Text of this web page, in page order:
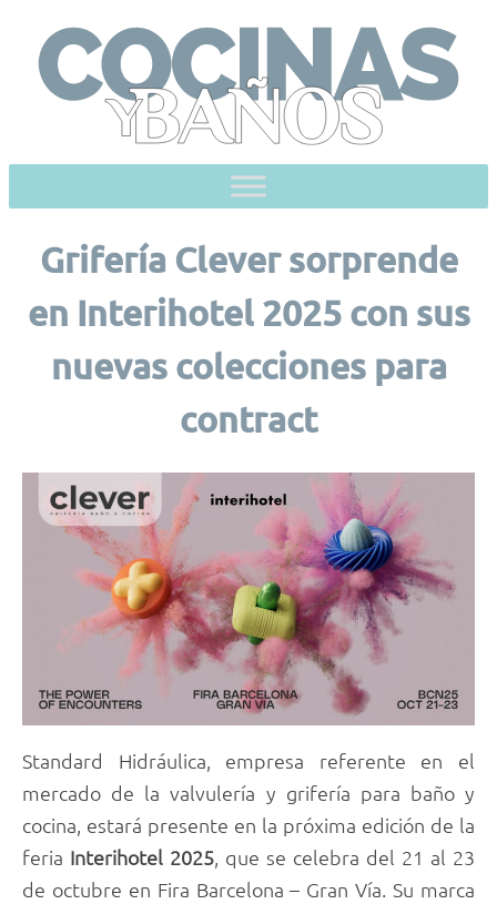
content
Grifería Clever sorprende
en Interihotel 2025 con sus
nuevas colecciones para
contract
Standard Hidráulica, empresa referente en el
mercado de la valvulería y grifería para baño y
cocina, estará presente en la próxima edición de la
feria Interihotel 2025, que se celebra del 21 al 23
de octubre en Fira Barcelona – Gran Vía. Su marca